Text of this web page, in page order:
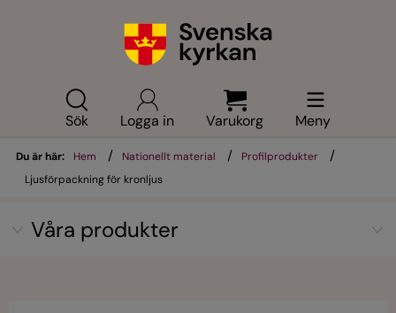
Sök Logga in Varukorg Meny
Du är här: Hem / Nationellt material / Profilprodukter /
Ljusförpackning för kronljus
Våra produkter